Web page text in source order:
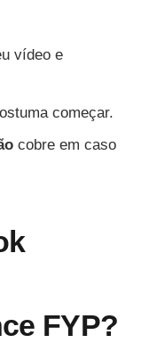
vídeo e
começar.
cobre em caso
FYP?